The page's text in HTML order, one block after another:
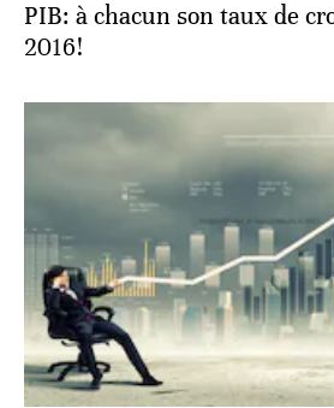
PIB: à chacun son taux de
2016!